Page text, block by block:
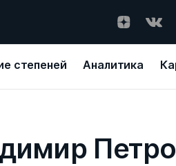
степеней Аналитика